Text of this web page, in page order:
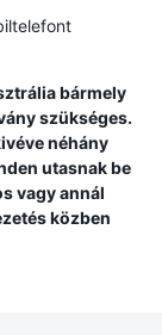
bármely
szükséges.
néhány
utasnak be
vagy annál
közben